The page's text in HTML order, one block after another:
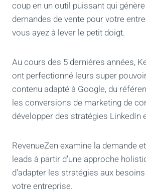
coup en un outil puissant qui
demandes de vente pour votre
vous ayez à lever le petit doigt.
Au cours des 5 dernières années,
ont perfectionné leurs super
contenu adapté à Google, du
les conversions de marketing de
développer des stratégies LinkedIn
RevenueZen examine la demande
leads à partir d'une approche
d'adapter les stratégies aux
votre entreprise.